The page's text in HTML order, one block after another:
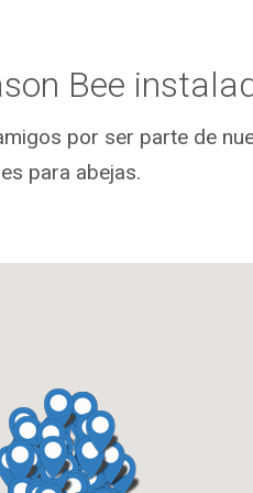
Bee
por ser parte de
para abejas.